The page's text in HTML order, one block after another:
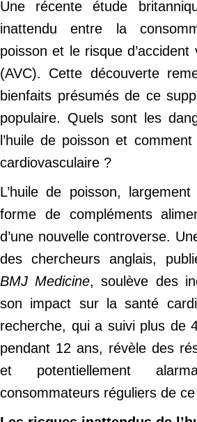
Une récente étude
inattendu entre la
poisson et le risque d’accident
(AVC). Cette découverte
bienfaits présumés de ce
populaire. Quels sont les
l’huile de poisson et
cardiovasculaire ?
L’huile de poisson,
forme de compléments
d’une nouvelle controverse.
des chercheurs anglais,
BMJ Medicine, soulève des
son impact sur la santé
recherche, qui a suivi plus de
pendant 12 ans, révèle des
et potentiellement
consommateurs réguliers de